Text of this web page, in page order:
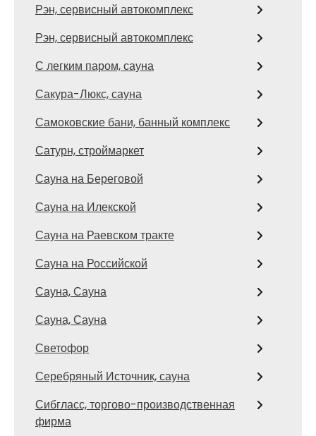
Рэн, сервисный автокомплекс
Рэн, сервисный автокомплекс
С легким паром, сауна
Сакура-Люкс, сауна
Самоковские бани, банный комплекс
Сатурн, строймаркет
Сауна на Береговой
Сауна на Илекской
Сауна на Раевском тракте
Сауна на Российской
Сауна, Сауна
Сауна, Сауна
Светофор
Серебряный Источник, сауна
Сибгласс, торгово-производственная
фирма